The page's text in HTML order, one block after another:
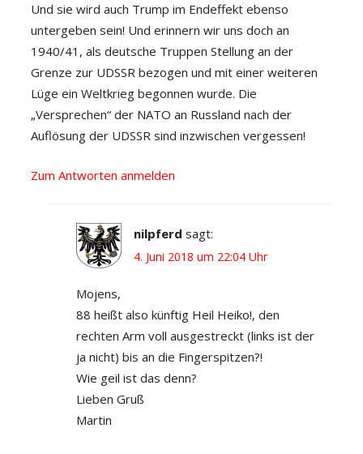
Und sie wird auch Trump im Endeffekt ebenso
untergeben sein! Und erinnern wir uns doch an
1940/41, als deutsche Truppen Stellung an der
Grenze zur UDSSR bezogen und mit einer weiteren
Lüge ein Weltkrieg begonnen wurde. Die
„Versprechen“ der NATO an Russland nach der
Auflösung der UDSSR sind inzwischen vergessen!
Zum Antworten anmelden
nilpferd sagt:
4. Juni 2018 um 22:04 Uhr
Mojens,
88 heißt also künftig Heil Heiko!, den
rechten Arm voll ausgestreckt (links ist der
ja nicht) bis an die Fingerspitzen?!
Wie geil ist das denn?
Lieben Gruß
Martin